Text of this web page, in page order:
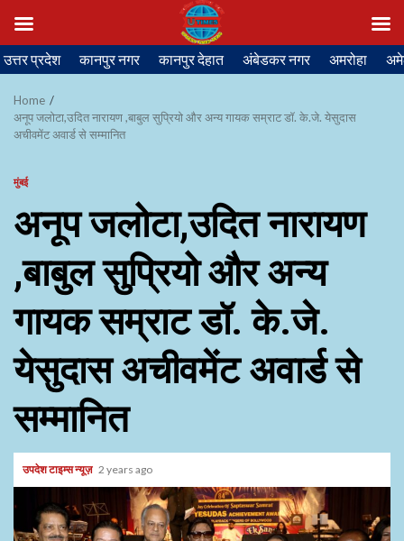
Skip
to
content
उत्तर प्रदेश कानपुर नगर कानपुर देहात अंबेडकर नगर अमरोहा
Home
अनूप जलोटा,उदित नारायण ,बाबुल सुप्रियो और अन्य गायक सम्राट डॉ. के.जे. येसुदास
अचीवमेंट अवार्ड से सम्मानित
मुंबई
अनूप जलोटा,उदित नारायण
,बाबुल सुप्रियो और अन्य
गायक सम्राट डॉ. के.जे.
येसुदास अचीवमेंट अवार्ड से
सम्मानित
उपदेश टाइम्स न्यूज़ 2 years ago